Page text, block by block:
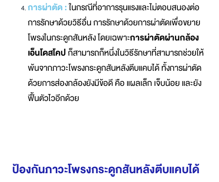
การผ่าตัด :ในกรณีที่อาการรุนแรงและไม่ตอบสนองต่อ
การรักษาด้วยวิธีอื่น การรักษาด้วยการผ่าตัดเพื่อขยาย
โพรงในกระดูกสันหลัง โดยเฉพาะการผ่าตัดผ่านกล้อง
เอ็นโดสโคปก็สามารถก็หนึ่งในวิธีรักษาที่สามารถช่วยให้
พ้นจากภาวะโพรงกระดูกสันหลังตีบแคบได้ ทั้งการผ่าตัด
ด้วยการส่องกล้องยังมีข้อดี คือ แผลเล็ก เจ็บน้อย และยัง
ฟื้นตัวไวอีกด้วย
ป้องกันภาวะโพรงกระดูกสันหลังตีบแคบได้